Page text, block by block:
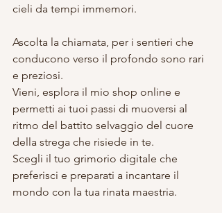
cieli da tempi immemori.
Ascolta la chiamata, per i sentieri che
conducono verso il profondo sono rari
e preziosi.
Vieni, esplora il mio shop online e
permetti ai tuoi passi di muoversi al
ritmo del battito selvaggio del cuore
della strega che risiede in te.
Scegli il tuo grimorio digitale che
preferisci e preparati a incantare il
mondo con la tua rinata maestria.